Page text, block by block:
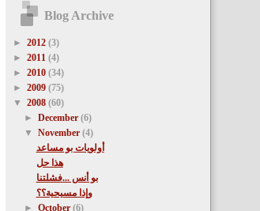
Blog Archive
► 2012 (3)
► 2011 (4)
► 2010 (34)
► 2009 (75)
▼ 2008 (60)
► December (6)
▼ November (4)
أولويات بو مساعد
هذا حل
بو أنس ...فشلتنا
وإذا مسيحية؟؟
► October (6)